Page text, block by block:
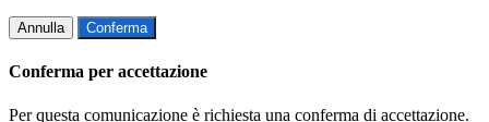
Annulla Conferma
Conferma per accettazione
Per questa comunicazione è richiesta una conferma di accettazione.